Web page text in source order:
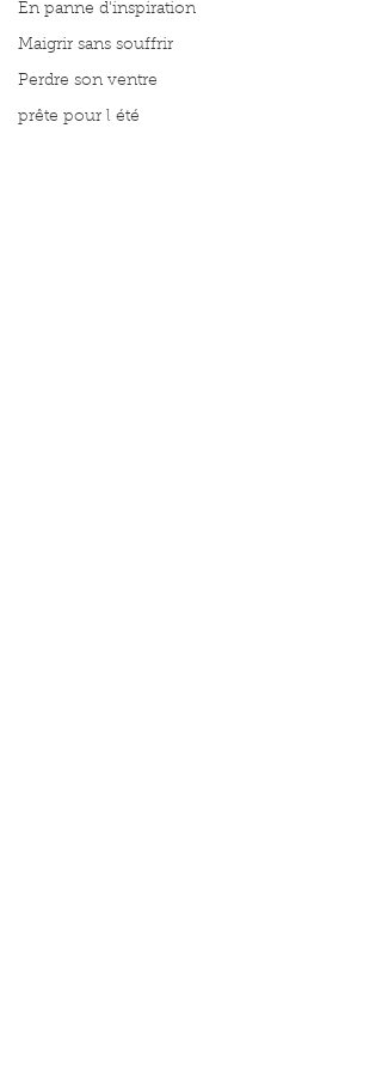
En panne d'inspiration
Maigrir sans souffrir
Perdre son ventre
prête pour l été